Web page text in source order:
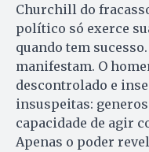
Churchill do
político só exerce
quando tem
manifestam. O
descontrolado e
insuspeitas:
capacidade de agir
Apenas o poder